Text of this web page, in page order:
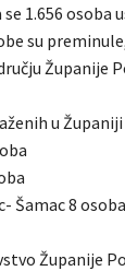
se 1.656
su
Županije
u Županiji
Šamac 8
Županije